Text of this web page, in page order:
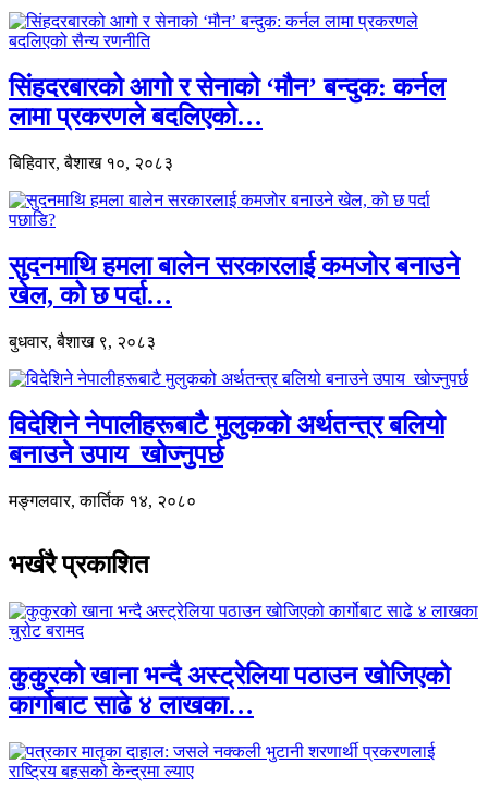
सिंहदरबारको आगो र सेनाको ‘मौन’ बन्दुक: कर्नल
लामा प्रकरणले बदलिएको…
बिहिवार, बैशाख १०, २०८३
सुदनमाथि हमला बालेन सरकारलाई कमजोर बनाउने
खेल, को छ पर्दा…
बुधवार, बैशाख ९, २०८३
विदेशिने नेपालीहरूबाटै मुलुकको अर्थतन्त्र बलियो
बनाउने उपाय खोज्नुपर्छ
मङ्गलवार, कार्तिक १४, २०८०
भर्खरै प्रकाशित
कुकुरको खाना भन्दै अस्ट्रेलिया पठाउन खोजिएको
कार्गोबाट साढे ४ लाखका…